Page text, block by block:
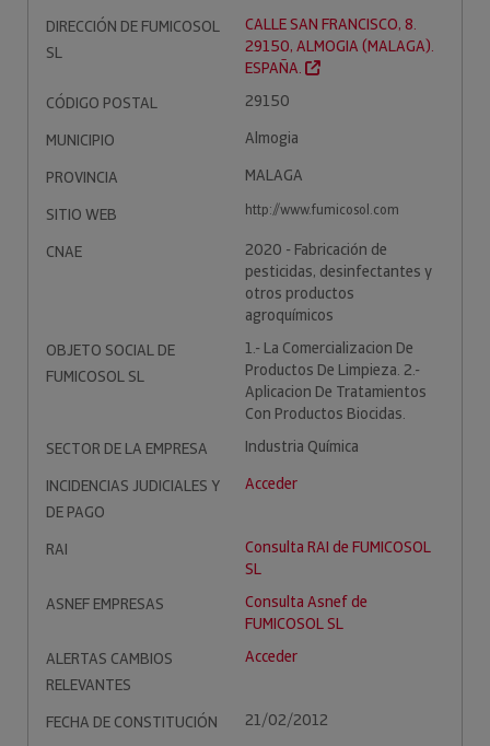
DIRECCIÓN DE FUMICOSOL
SL
CALLE SAN FRANCISCO, 8.
29150, ALMOGIA (MALAGA).
ESPAÑA.
CÓDIGO POSTAL
29150
MUNICIPIO
Almogia
PROVINCIA
MALAGA
SITIO WEB
http://www.fumicosol.com
CNAE
2020 - Fabricación de
pesticidas, desinfectantes y
otros productos
agroquímicos
OBJETO SOCIAL DE
FUMICOSOL SL
1.- La Comercializacion De
Productos De Limpieza. 2.-
Aplicacion De Tratamientos
Con Productos Biocidas.
SECTOR DE LA EMPRESA
Industria Química
INCIDENCIAS JUDICIALES Y
DE PAGO
Acceder
RAI
Consulta RAI de FUMICOSOL
SL
ASNEF EMPRESAS
Consulta Asnef de
FUMICOSOL SL
ALERTAS CAMBIOS
RELEVANTES
Acceder
FECHA DE CONSTITUCIÓN 21/02/2012